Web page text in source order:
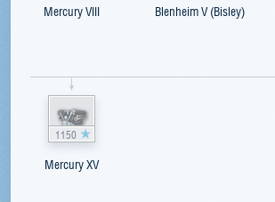
Mercury VIII
1150
Mercury XV
Blenheim V (Bisley)